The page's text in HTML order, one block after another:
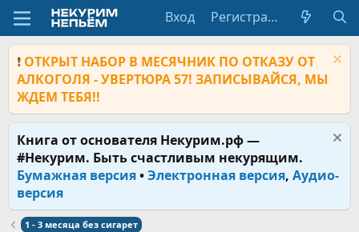
Вход Регистрация
❗ ОТКРЫТ НАБОР В МЕСЯЧНИК ПО ОТКАЗУ ОТ
АЛКОГОЛЯ - УВЕРТЮРА 57! ЗАПИСЫВАЙСЯ, МЫ
ЖДЕМ ТЕБЯ!!
Книга от основателя Некурим.рф —
#Некурим. Быть счастливым некурящим.
Бумажная версия•Электронная версия, Аудио-
версия
1 - 3 месяца без сигарет